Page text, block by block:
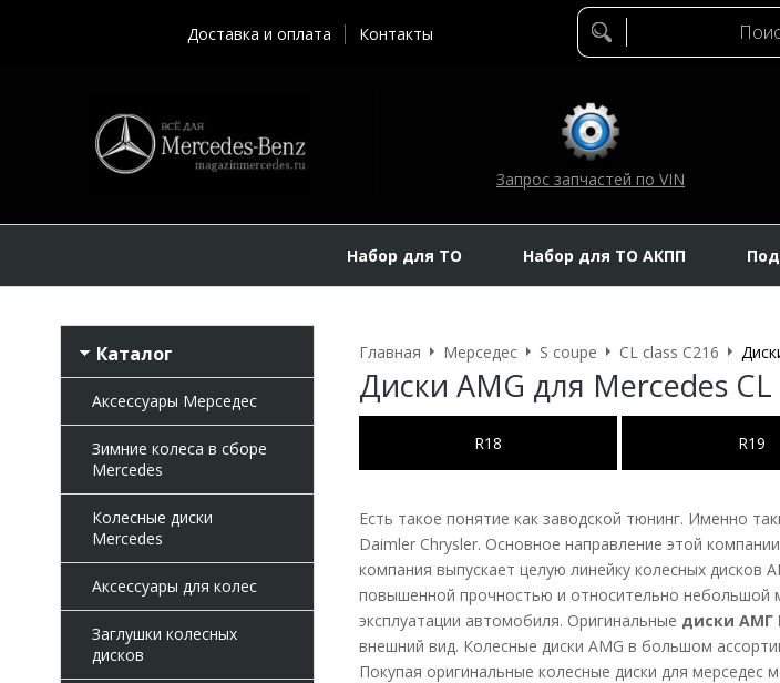
Доставка и оплата Контакты
Запрос запчастей по VIN
Набор для ТО Набор для ТО АКПП
Каталог
Аксессуары Мерседес
Зимние колеса в сборе
Mercedes
Колесные диски
Mercedes
Аксессуары для колес
Заглушки колесных
дисков
Главная Мерседес S coupe CL class C216
Диски AMG для Mercedes CL
R18 R19
Есть такое понятие как заводской тюнинг. Именно
Daimler Chrysler. Основное направление этой
компания выпускает целую линейку колесных дисков
повышенной прочностью и относительно небольшой
эксплуатации автомобиля. Оригинальные диски АМГ
внешний вид. Колесные диски AMG в большом
Покупая оригинальные колесные диски для